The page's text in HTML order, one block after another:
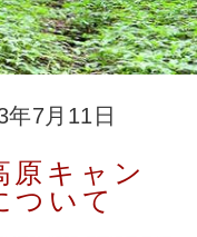
年7月11日
原キャン
ついて